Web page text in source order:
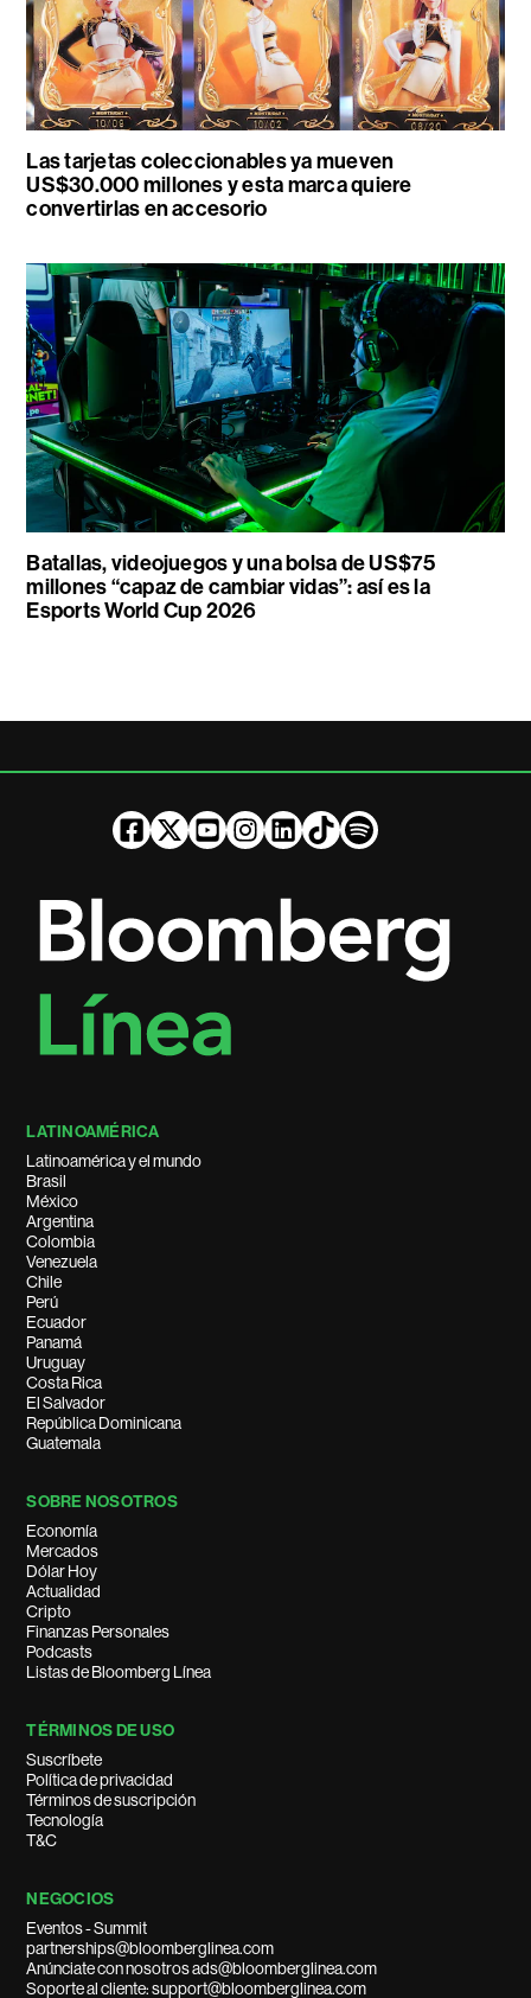
Las tarjetas coleccionables ya mueven
US$30.000 millones y esta marca quiere
convertirlas en accesorio
Batallas, videojuegos y una bolsa de US$75
millones “capaz de cambiar vidas”: así es la
Esports World Cup 2026
LATINOAMÉRICA
Latinoamérica y el mundo
Brasil
México
Argentina
Colombia
Venezuela
Chile
Perú
Ecuador
Panamá
Uruguay
Costa Rica
El Salvador
República Dominicana
Guatemala
SOBRE NOSOTROS
Economía
Mercados
Dólar Hoy
Actualidad
Cripto
Finanzas Personales
Podcasts
Listas de Bloomberg Línea
TÉRMINOS DE USO
Suscríbete
Política de privacidad
Términos de suscripción
Tecnología
T&C
NEGOCIOS
Eventos - Summit
partnerships@bloomberglinea.com
Anúnciate con nosotros ads@bloomberglinea.com
Soporte al cliente: support@bloomberglinea.com